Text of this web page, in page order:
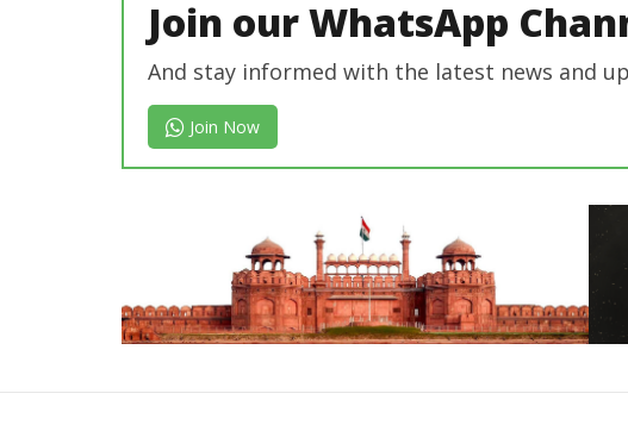
Join our WhatsApp
And stay informed with the latest news and
Join Now